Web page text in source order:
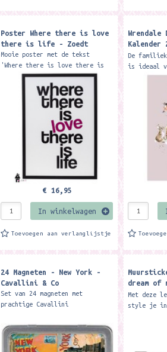
Poster Where there is love
there is life - Zoedt
Mooie poster met de tekst
'Where there is love there is
life!' Met een poster geef je
in een handomdraai een andere
look aan je kamer. Tip:...
€ 16,95
In winkelwagen
Toevoegen aan verlanglijstje
Wrendale
Kalender
Country
Calendar
De
is ideaal
biedt
personen
24 Magneten - New York -
Cavallini & Co
Set van 24 magneten met
prachtige Cavallini
York'. Zo fleur je elke metalen
oppervlakte op. Merk:...
dream of
Zoedt
Met deze
style je in